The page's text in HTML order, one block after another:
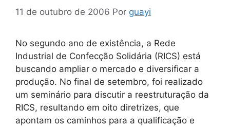
11 de outubro de 2006 Por guayi
No segundo ano de existência, a Rede
Industrial de Confecção Solidária (RICS) está
buscando ampliar o mercado e diversificar a
produção. No final de setembro, foi realizado
um seminário para discutir a reestruturação da
RICS, resultando em oito diretrizes, que
apontam os caminhos para a qualificação e